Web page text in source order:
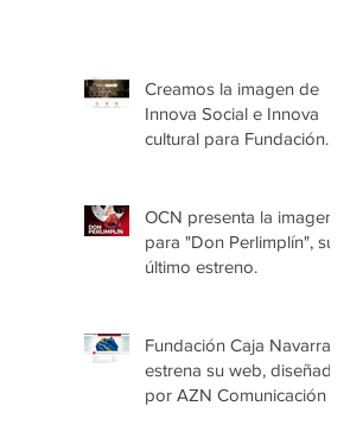
Creamos la imagen de
Innova Social e Innova
cultural para Fundación
OCN presenta la imagen
para "Don Perlimplín", su
último estreno.
Fundación Caja Navarra
estrena su web, diseñada
por AZN Comunicación